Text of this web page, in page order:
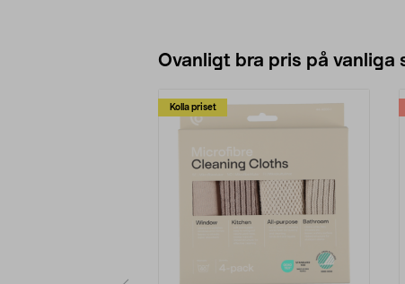
Ovanligt bra pris på vanliga
Kolla priset